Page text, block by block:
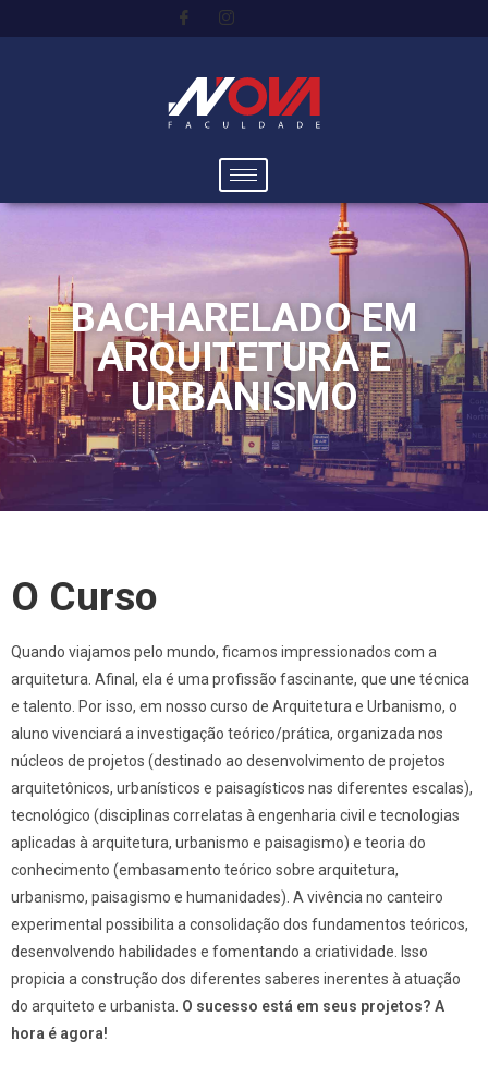
BACHARELADO EM
ARQUITETURA E
URBANISMO
O Curso
Quando viajamos pelo mundo, ficamos impressionados com a
arquitetura. Afinal, ela é uma profissão fascinante, que une técnica
e talento. Por isso, em nosso curso de Arquitetura e Urbanismo, o
aluno vivenciará a investigação teórico/prática, organizada nos
núcleos de projetos (destinado ao desenvolvimento de projetos
arquitetônicos, urbanísticos e paisagísticos nas diferentes escalas),
tecnológico (disciplinas correlatas à engenharia civil e tecnologias
aplicadas à arquitetura, urbanismo e paisagismo) e teoria do
conhecimento (embasamento teórico sobre arquitetura,
urbanismo, paisagismo e humanidades). A vivência no canteiro
experimental possibilita a consolidação dos fundamentos teóricos,
desenvolvendo habilidades e fomentando a criatividade. Isso
propicia a construção dos diferentes saberes inerentes à atuação
do arquiteto e urbanista. O sucesso está em seus projetos? A
hora é agora!